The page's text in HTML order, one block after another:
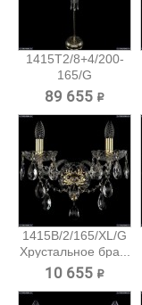
1415T2/8+4/200-
165/G
Хрустальный...
89 655 ₽
1415B/2/165/XL/G
Хрустальное бра...
10 655 ₽